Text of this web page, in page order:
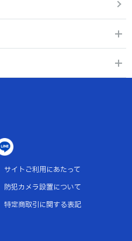
サイトご利用にあたって
防犯カメラ設置について
特定商取引に関する表記